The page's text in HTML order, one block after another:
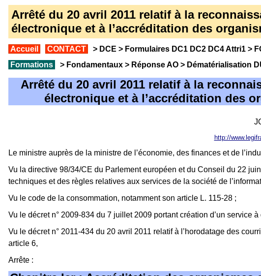
Arrêté du 20 avril 2011 relatif à la
électronique et à l’accréditation des
Accueil CONTACT > DCE > Formulaires DC1 DC2 DC4 Attri1>
Formations
>Fondamentaux> Réponse AO> Dématérialisation
Arrêté du 20 avril 2011 relatif à la
électronique et à l’accréditation des
http://
Le ministre auprès de la ministre de l’économie, des finances et de
Vu la directive 98/34/CE du Parlement européen et du Conseil du 22
techniques et des règles relatives aux services de la société de
Vu le code de la consommation, notamment son article L. 115-28 ;
Vu le décret n° 2009-834 du 7 juillet 2009 portant création d’un service
Vu le décret n° 2011-434 du 20 avril 2011 relatif à l’horodatage des
article 6,
Arrête :